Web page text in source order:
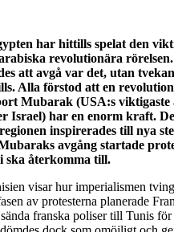
har hittills spelat den
revolutionära
att avgå var det, utan
Alla förstod att en
Mubarak (USA:s viktigaste
Israel) har en enorm kraft. De
inspirerades till nya
avgång startade
ska återkomma till.
visar hur imperialismen
av protesterna planerade
franska poliser till Tunis för